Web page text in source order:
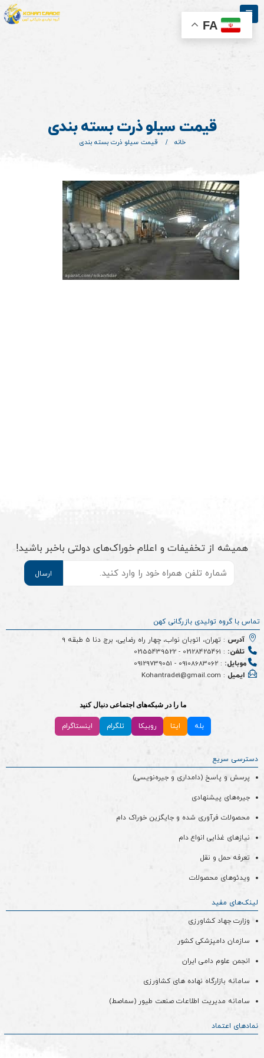
قیمت سیلو ذرت بسته بندی
خانه قیمت سیلو ذرت بسته بندی
همیشه از تخفیفات و اعلام خوراک‌های دولتی باخبر باشید!
تماس با گروه تولیدی بازرگانی کهن
آدرس : تهران، اتوبان نواب، چهار راه رضایی، برج دنا 5 طبقه 9
تلفن: :
02128425461
-
02155439522
موبایل: :
09108683062
-
09129739051
ایمیل : Kohantrade1@gmail.com
ما را در شبکه‌های اجتماعی دنبال کنید
بله ایتا روبیکا تلگرام اینستاگرام
دسترسی سریع
پرسش و پاسخ (دامداری و جیره‌نویسی)
جیره‌های پیشنهادی
محصولات فرآوری شده و جایگزین خوراک دام
نیازهای غذایی انواع دام
تعرفه حمل و نقل
ویدئو‌های محصولات
لینک‌های مفید
وزارت جهاد کشاورزی
سازمان دامپزشکی کشور
انجمن علوم دامی ایران
سامانه بازارگاه نهاده های کشاورزی
سامانه مدیریت اطلاعات صنعت طیور (سماصط)
نمادهای اعتماد
FA